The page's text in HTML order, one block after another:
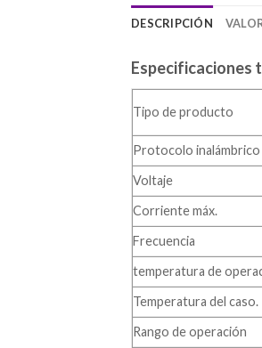
DESCRIPCIÓN
Especificaciones
Tipo de producto
Protocolo inalámbrico
Voltaje
Corriente máx.
Frecuencia
temperatura de
Temperatura del caso.
Rango de operación